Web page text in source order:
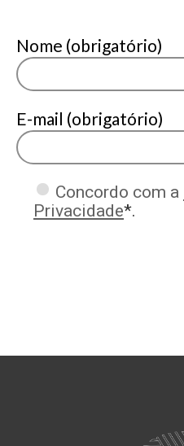
Nome (obrigatório)
E-mail (obrigatório)
Concordo com a
Privacidade*.